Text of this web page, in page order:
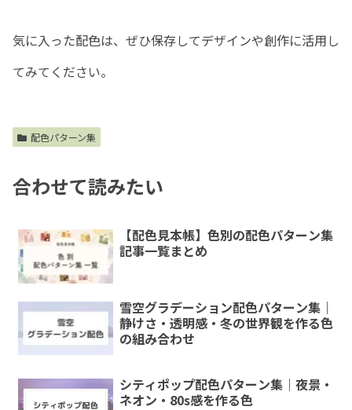
気に入った配色は、ぜひ保存してデザインや創作に活用し
てみてください。
配色パターン集
合わせて読みたい
【配色見本帳】色別の配色パターン集
記事一覧まとめ
雪空グラデーション配色パターン集｜
静けさ・透明感・冬の世界観を作る色
の組み合わせ
シティポップ配色パターン集｜夜景・
ネオン・80s感を作る色